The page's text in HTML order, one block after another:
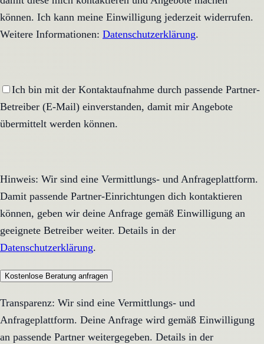
können. Ich kann meine Einwilligung jederzeit widerrufen.
Weitere Informationen: Datenschutzerklärung.
Ich bin mit der Kontaktaufnahme durch passende Partner-
Betreiber (E-Mail) einverstanden, damit mir Angebote
übermittelt werden können.
Hinweis: Wir sind eine Vermittlungs- und Anfrageplattform.
Damit passende Partner-Einrichtungen dich kontaktieren
können, geben wir deine Anfrage gemäß Einwilligung an
geeignete Betreiber weiter. Details in der
Datenschutzerklärung.
Kostenlose Beratung anfragen
Transparenz: Wir sind eine Vermittlungs- und
Anfrageplattform. Deine Anfrage wird gemäß Einwilligung
an passende Partner weitergegeben. Details in der